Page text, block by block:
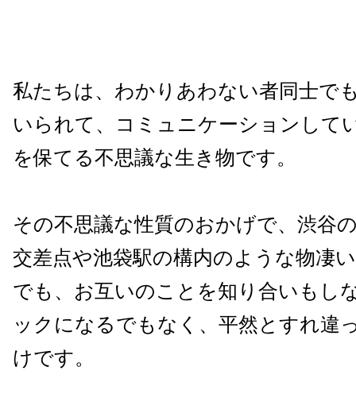
私たちは、わかりあわない者同士で
いられて、コミュニケーションして
を保てる不思議な生き物です。
その不思議な性質のおかげで、渋谷
交差点や池袋駅の構内のような物凄
でも、お互いのことを知り合いもし
ックになるでもなく、平然とすれ違
けです。